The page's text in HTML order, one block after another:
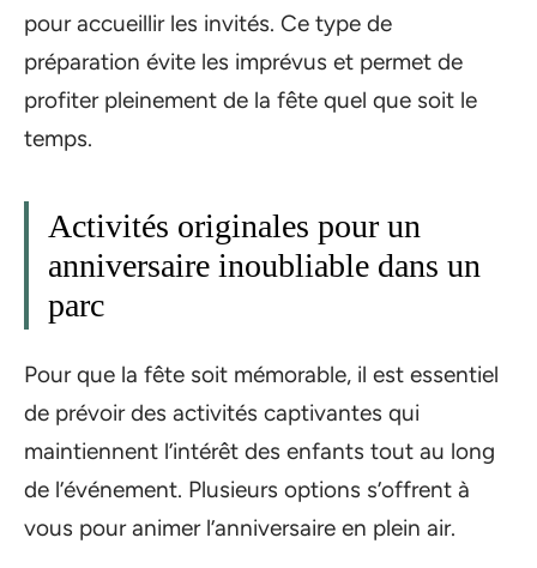
pour accueillir les invités. Ce type de
préparation évite les imprévus et permet de
profiter pleinement de la fête quel que soit le
temps.
Activités originales pour un
anniversaire inoubliable dans un
parc
Pour que la fête soit mémorable, il est essentiel
de prévoir des activités captivantes qui
maintiennent l’intérêt des enfants tout au long
de l’événement. Plusieurs options s’offrent à
vous pour animer l’anniversaire en plein air.